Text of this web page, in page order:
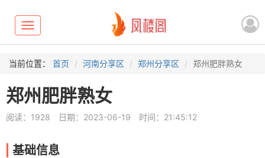
Toggle
navigation
当前位置： 首页 河南分享区 郑州分享区 郑州肥胖熟女
郑州肥胖熟女
阅读：1928 日期：2023-06-19 时间：21:45:12
基础信息